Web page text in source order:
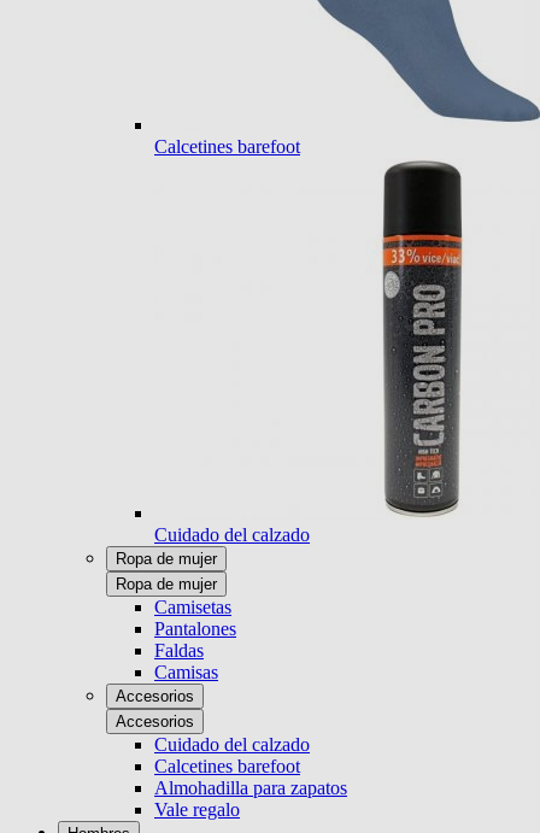
Calcetines barefoot
Cuidado del calzado
Ropa de mujer
Ropa de mujer
Camisetas
Pantalones
Faldas
Camisas
Accesorios
Accesorios
Cuidado del calzado
Calcetines barefoot
Almohadilla para zapatos
Vale regalo